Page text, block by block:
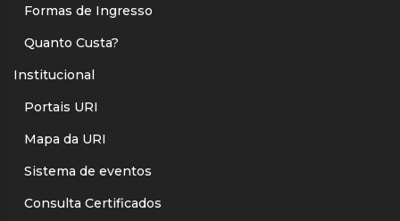
Formas de Ingresso
Quanto Custa?
Institucional
Portais URI
Mapa da URI
Sistema de eventos
Consulta Certificados